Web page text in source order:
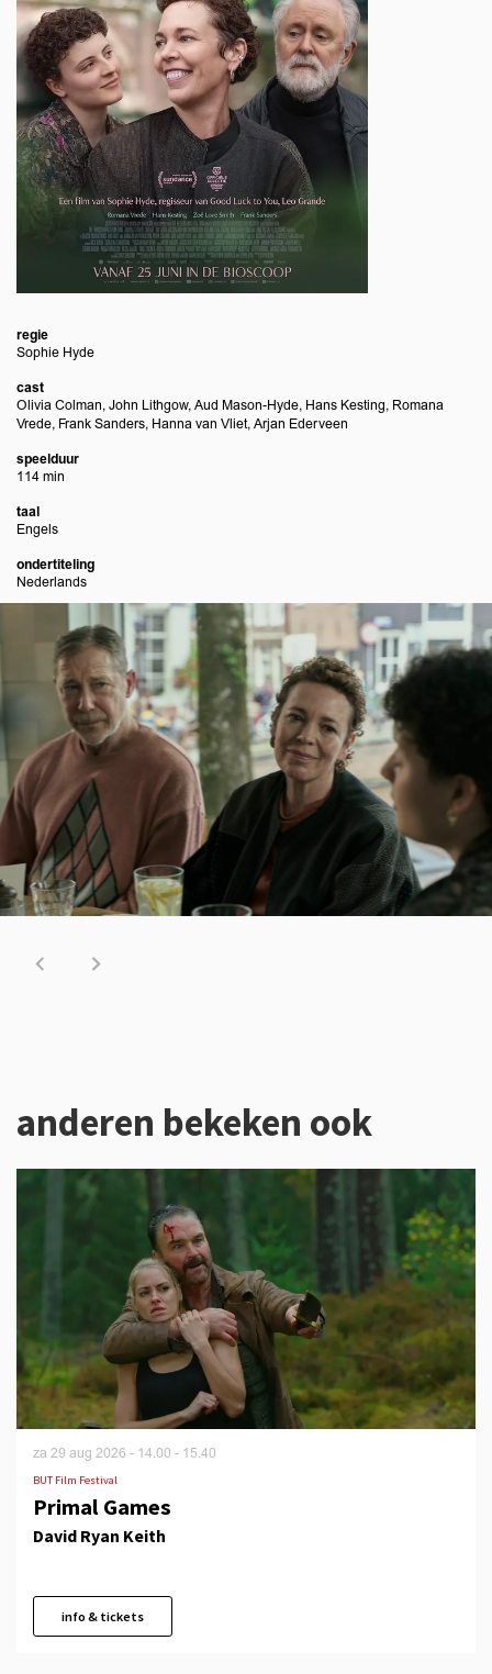
regie
Sophie Hyde
cast
Olivia Colman, John Lithgow, Aud Mason-Hyde, Hans Kesting, Romana
Vrede, Frank Sanders, Hanna van Vliet, Arjan Ederveen
speelduur
114 min
taal
Engels
ondertiteling
Nederlands
anderen bekeken ook
Primal Games
David Ryan Keith
BUT Film Festival
za 29 aug 2026 - 14.00 - 15.40
info & tickets